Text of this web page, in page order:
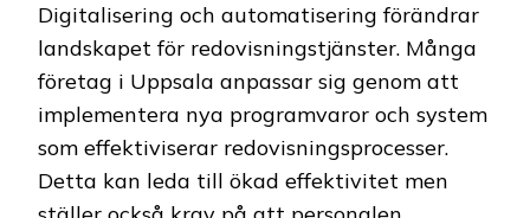
Digitalisering och automatisering förändrar
landskapet för redovisningstjänster. Många
företag i Uppsala anpassar sig genom att
implementera nya programvaror och system
som effektiviserar redovisningsprocesser.
Detta kan leda till ökad effektivitet men